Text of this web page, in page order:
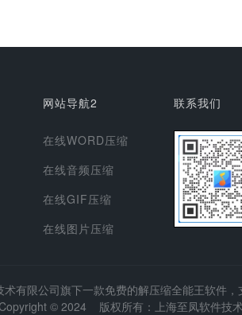
网站导航2
在线WORD压缩
在线音频压缩
在线GIF压缩
在线图片压缩
联系我们
术有限公司旗下一款免费的解压缩全能王软件
© 2024 版权所有：上海至凤软件技